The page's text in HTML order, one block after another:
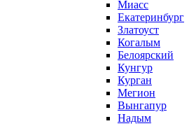
Миасс
Екатеринбург
Златоуст
Когалым
Белоярский
Кунгур
Курган
Мегион
Вынгапур
Надым